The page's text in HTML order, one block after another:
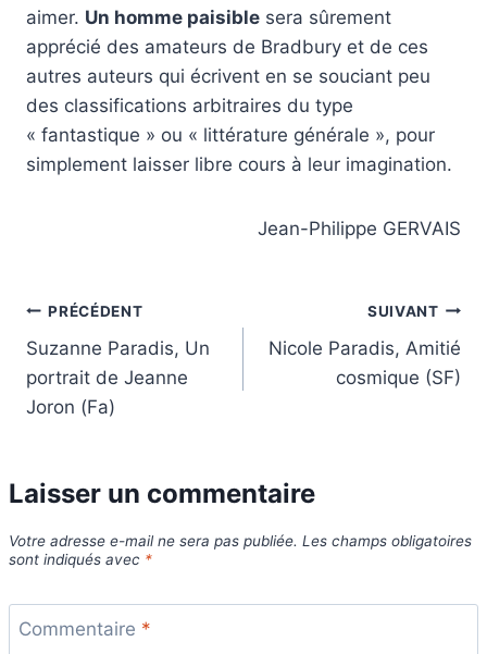
aimer. Un homme paisible sera sûrement
apprécié des amateurs de Bradbury et de ces
autres auteurs qui écrivent en se souciant peu
des classifications arbitraires du type
« fantastique » ou « littérature générale », pour
simplement laisser libre cours à leur imagination.
Jean-Philippe GERVAIS
Navigation
de
l’article
PRÉCÉDENT
Suzanne Paradis, Un
portrait de Jeanne
Joron (Fa)
SUIVANT
Nicole Paradis, Amitié
cosmique (SF)
Laisser un commentaire
Votre adresse e-mail ne sera pas publiée. Les champs obligatoires
sont indiqués avec *
Commentaire *